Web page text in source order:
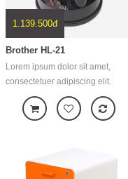
1.139.500đ
Brother HL-21
Lorem ipsum dolor sit amet,
consectetuer adipiscing elit.
Aenean commodo ligula eget
dolor. Aenean massa. Cum sociis
ultricies nec, pellentesque eu,